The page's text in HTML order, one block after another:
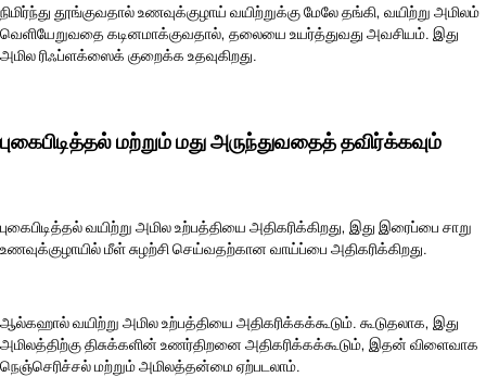
நிமிர்ந்து தூங்குவதால் உணவுக்குழாய் வயிற்றுக்கு மேலே தங்கி, வயிற்று அமிலம்
வெளியேறுவதை கடினமாக்குவதால், தலையை உயர்த்துவது அவசியம். இது
அமில ரிஃப்ளக்ஸைக் குறைக்க உதவுகிறது.
புகைபிடித்தல் மற்றும் மது அருந்துவதைத் தவிர்க்கவும்
புகைபிடித்தல் வயிற்று அமில உற்பத்தியை அதிகரிக்கிறது, இது இரைப்பை சாறு
உணவுக்குழாயில் மீள் சுழற்சி செய்வதற்கான வாய்ப்பை அதிகரிக்கிறது.
ஆல்கஹால் வயிற்று அமில உற்பத்தியை அதிகரிக்கக்கூடும். கூடுதலாக, இது
அமிலத்திற்கு திசுக்களின் உணர்திறனை அதிகரிக்கக்கூடும், இதன் விளைவாக
நெஞ்செரிச்சல் மற்றும் அமிலத்தன்மை ஏற்படலாம்.